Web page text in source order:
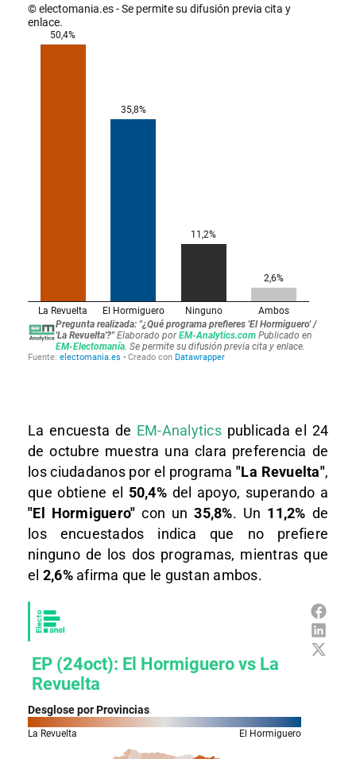
La encuesta de EM-Analyticspublicada el 24
de octubre muestra una clara preferencia de
los ciudadanos por el programa"La Revuelta",
que obtiene el 50,4%del apoyo, superando a
"El Hormiguero" con un35,8%. Un 11,2% de
los encuestados indica que no prefiere
ninguno de los dos programas, mientras que
el 2,6%afirma que le gustan ambos.